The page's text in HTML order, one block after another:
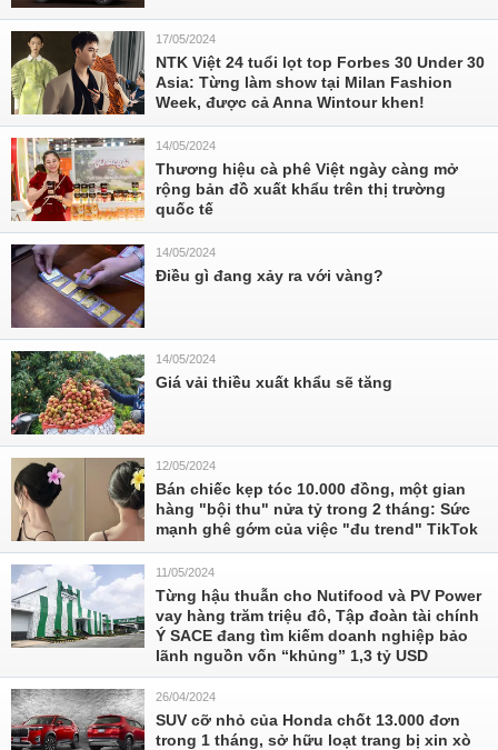
17/05/2024
NTK Việt 24 tuổi lọt top Forbes 30 Under 30
Asia: Từng làm show tại Milan Fashion
Week, được cả Anna Wintour khen!
14/05/2024
Thương hiệu cà phê Việt ngày càng mở
rộng bản đồ xuất khẩu trên thị trường
quốc tế
14/05/2024
Điều gì đang xảy ra với vàng?
14/05/2024
Giá vải thiều xuất khẩu sẽ tăng
12/05/2024
Bán chiếc kẹp tóc 10.000 đồng, một gian
hàng "bội thu" nửa tỷ trong 2 tháng: Sức
mạnh ghê gớm của việc "đu trend" TikTok
11/05/2024
Từng hậu thuẫn cho Nutifood và PV Power
vay hàng trăm triệu đô, Tập đoàn tài chính
Ý SACE đang tìm kiếm doanh nghiệp bảo
lãnh nguồn vốn “khủng” 1,3 tỷ USD
26/04/2024
SUV cỡ nhỏ của Honda chốt 13.000 đơn
trong 1 tháng, sở hữu loạt trang bị xin xò